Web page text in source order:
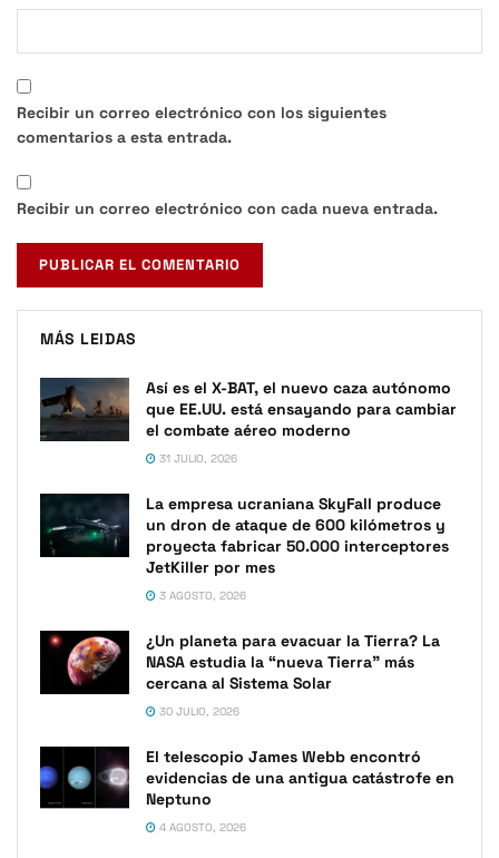
Recibir un correo electrónico con los siguientes
comentarios a esta entrada.
Recibir un correo electrónico con cada nueva entrada.
MÁS LEIDAS
Así es el X-BAT, el nuevo caza autónomo
que EE.UU. está ensayando para cambiar
el combate aéreo moderno
31 JULIO, 2026
La empresa ucraniana SkyFall produce
un dron de ataque de 600 kilómetros y
proyecta fabricar 50.000 interceptores
JetKiller por mes
3 AGOSTO, 2026
¿Un planeta para evacuar la Tierra? La
NASA estudia la “nueva Tierra” más
cercana al Sistema Solar
30 JULIO, 2026
El telescopio James Webb encontró
evidencias de una antigua catástrofe en
Neptuno
4 AGOSTO, 2026